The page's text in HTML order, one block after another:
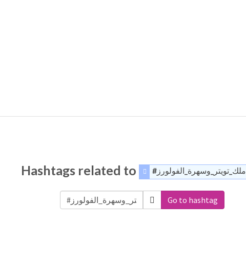
Hashtags related to #ملك_تويتر_وسهرة_الفولورز
Go to hashtag